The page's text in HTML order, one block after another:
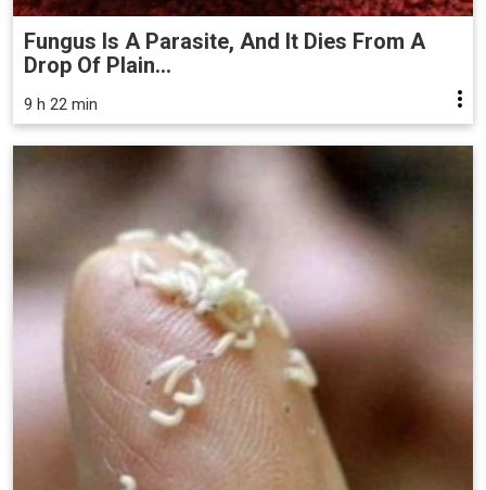
Fungus Is A Parasite, And It Dies From A
Drop Of Plain...
9 h 22 min